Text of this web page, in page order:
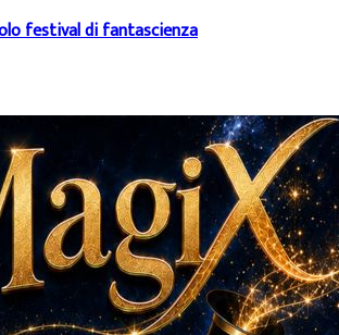
festival di fantascienza